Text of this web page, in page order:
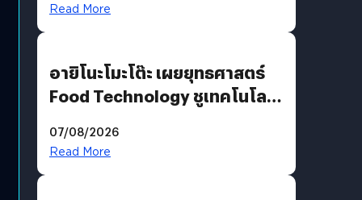
Read More
อายิโนะโมะโต๊ะ เผยยุทธศาสตร์
Food Technology ชูเทคโนโลยี
บริโภคและ B2B
07/08/2026
Read More